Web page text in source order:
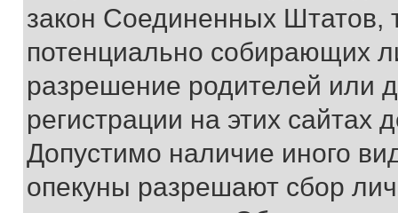
закон Соединенных Штатов,
потенциально собирающих
разрешение родителей или
регистрации на этих сайтах
Допустимо наличие иного
опекуны разрешают сбор